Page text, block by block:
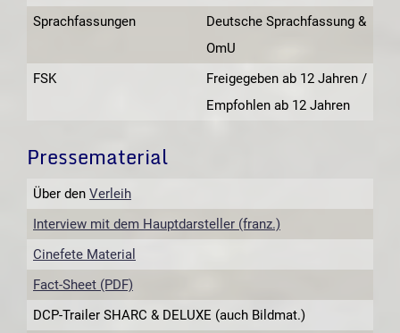
Sprachfassungen
Deutsche Sprachfassung &
OmU
FSK
Freigegeben ab 12 Jahren /
Empfohlen ab 12 Jahren
Pressematerial
Über den Verleih
Interview mit dem Hauptdarsteller (franz.)
Cinefete Material
Fact-Sheet (PDF)
DCP-Trailer SHARC & DELUXE (auch Bildmat.)